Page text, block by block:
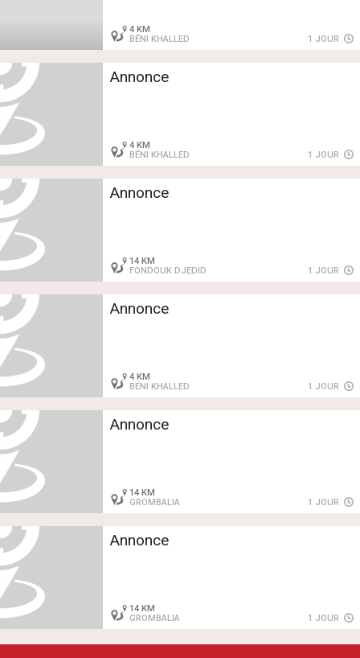
4 KM
BÉNI KHALLED
1 JOUR
Annonce
4 KM
BÉNI KHALLED
1 JOUR
Annonce
14 KM
FONDOUK DJEDID
1 JOUR
Annonce
4 KM
BÉNI KHALLED
1 JOUR
Annonce
14 KM
GROMBALIA
1 JOUR
Annonce
14 KM
GROMBALIA
1 JOUR